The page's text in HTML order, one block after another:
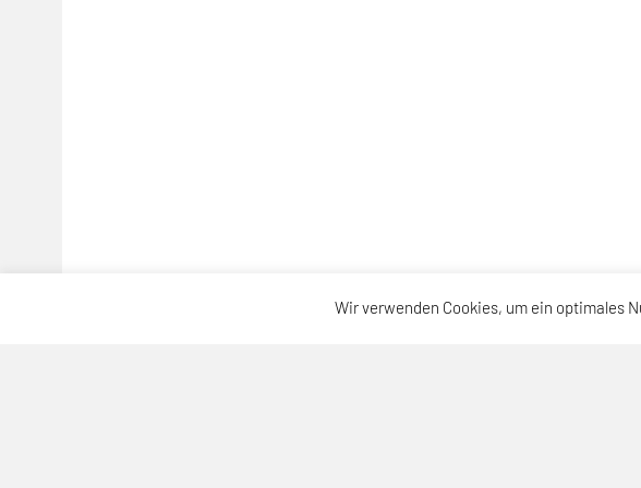
Wir verwenden Cookies, um ein optimales